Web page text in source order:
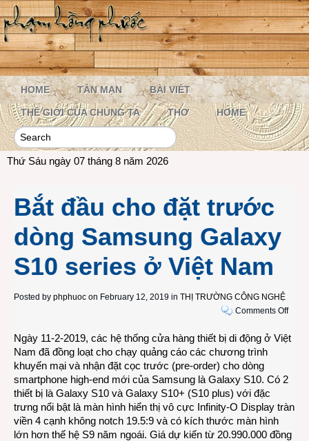
HOME TẢN MẠN BÀI VIẾT
THẾ GIỚI CỦA CHÚNG TA THƠ HOME
Thứ Sáu ngày 07 tháng 8 năm 2026
Bắt đầu cho đặt trước
dòng Samsung Galaxy
S10 series ở Việt Nam
Posted by phphuoc on February 12, 2019 in THỊ TRƯỜNG CÔNG NGHỆ
Comments Offon
đầu
trước
S10
Ngày 11-2-2019, các hệ thống cửa hàng thiết bị di động ở Việt
Nam đã đồng loạt cho chạy quảng cáo các chương trình
khuyến mại và nhận đặt cọc trước (pre-order) cho dòng
smartphone high-end mới của Samsung là Galaxy S10. Có 2
thiết bị là Galaxy S10 và Galaxy S10+ (S10 plus) với đặc
trưng nổi bật là màn hình hiển thị vô cực Infinity-O Display tràn
viền 4 cạnh không notch 19.5:9 và có kích thước màn hình
lớn hơn thế hệ S9 năm ngoái. Giá dự kiến từ 20.990.000 đồng